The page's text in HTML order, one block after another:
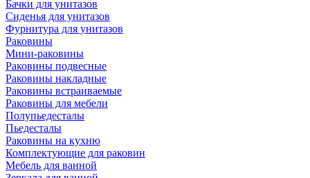
Бачки для унитазов
Сиденья для унитазов
Фурнитура для унитазов
Раковины
Мини-раковины
Раковины подвесные
Раковины накладные
Раковины встраиваемые
Раковины для мебели
Полупьедесталы
Пьедесталы
Раковины на кухню
Комплектующие для раковин
Мебель для ванной